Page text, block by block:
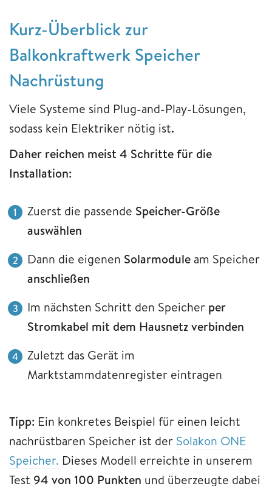
Kurz-Überblick zur
Balkonkraftwerk Speicher
Nachrüstung
Viele Systeme sind Plug-and-Play-Lösungen,
sodass kein Elektriker nötig ist.
Daher reichen meist 4 Schritte für die
Installation:
Zuerst die passende Speicher-Größe
auswählen
Dann die eigenen Solarmodule am Speicher
anschließen
Im nächsten Schritt den Speicher per
Stromkabel mit dem Hausnetz verbinden
Zuletzt das Gerät im
Marktstammdatenregister eintragen
Tipp: Ein konkretes Beispiel für einen leicht
nachrüstbaren Speicher ist der Solakon ONE
Speicher. Dieses Modell erreichte in unserem
Test 94 von 100 Punkten und überzeugte dabei